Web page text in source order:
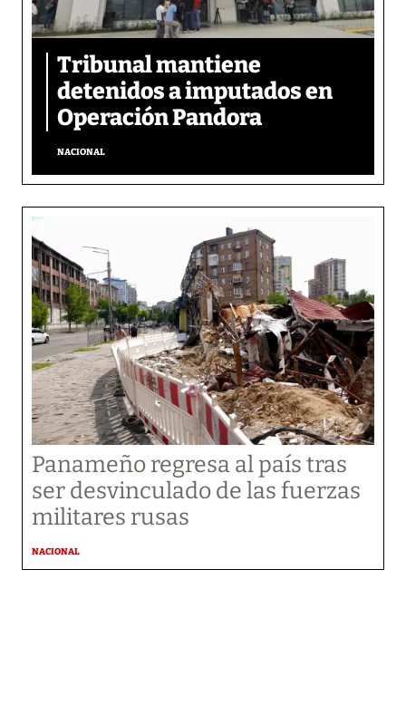
Tribunal mantiene
detenidos a imputados en
Operación Pandora
NACIONAL
Panameño regresa al país tras
ser desvinculado de las fuerzas
militares rusas
NACIONAL